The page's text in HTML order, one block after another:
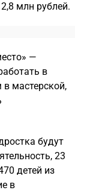
млн рублей.
—
в
в мастерской,
будут
23
детей из
в